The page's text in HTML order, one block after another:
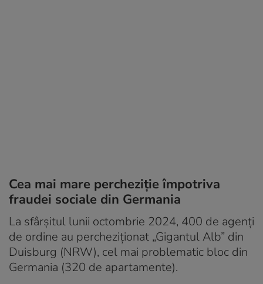
Cea mai mare percheziție împotriva
fraudei sociale din Germania
La sfârșitul lunii octombrie 2024, 400 de agenți
de ordine au percheziționat „Gigantul Alb” din
Duisburg (NRW), cel mai problematic bloc din
Germania (320 de apartamente).